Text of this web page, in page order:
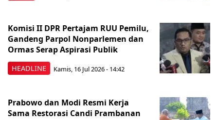
HEADLINE
Komisi II DPR Pertajam RUU Pemilu,
Gandeng Parpol Nonparlemen dan
Ormas Serap Aspirasi Publik
Kamis, 16 Jul 2026 - 14:42
Prabowo dan Modi Resmi Kerja
Sama Restorasi Candi Prambanan